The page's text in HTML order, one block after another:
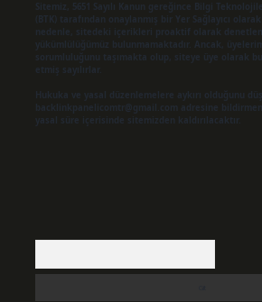
Sitemiz, 5651 Sayılı Kanun gereğince Bilgi
(BTK) tarafından onaylanmış bir Yer Sağlayıcı
nedenle, sitedeki içerikleri proaktif olarak
yükümlülüğümüz bulunmamaktadır. Ancak,
sorumluluğunu taşımakta olup, siteye üye olarak
etmiş sayılırlar.
Hukuka ve yasal düzenlemelere aykırı olduğunu
backlinkpanelicomtr@gmail.com
adresine
yasal süre içerisinde sitemizden kaldırılacaktır.